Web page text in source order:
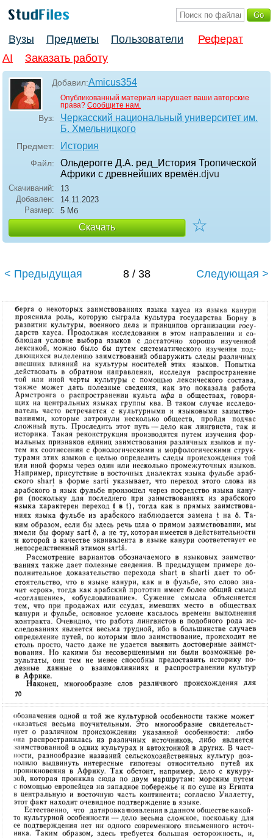
Вузы Предметы Пользователи
Реферат
AI
Заказать работу
Добавил:Amicus354
Опубликованный материал нарушает ваши авторские
права? Сообщите нам.
Вуз:
Черкасский национальный университет им.
Б. Хмельницкого
Предмет: История
Файл:
Ольдерогге Д.А. ред_История Тропической
Африки с древнейших времён.djvu
Скачиваний:
13
Добавлен:
14.11.2023
Размер:
5 Мб
Скачать ☆
< Предыдущая 8 / 38 Следующая >